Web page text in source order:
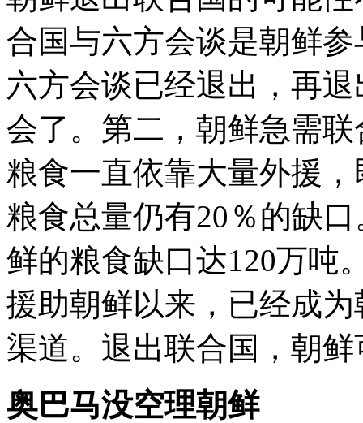
合国与六方会谈是朝鲜
六方会谈已经退出，再
会了。第二，朝鲜急需
粮食一直依靠大量外援
粮食总量仍有20％的缺
鲜的粮食缺口达120万吨
援助朝鲜以来，已经成
渠道。退出联合国，朝
奥巴马没空理朝鲜